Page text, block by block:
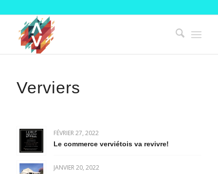
Verviers
FÉVRIER 27, 2022
Le commerce verviétois va revivre!
JANVIER 20, 2022